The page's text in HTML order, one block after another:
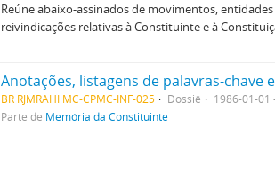
Reúne abaixo-assinados de movimentos,
reivindicações relativas à Constituinte e à
BR RJMRAHI MC-CPMC-INF-025 Dossiê
1986-01-01
Parte de Memória da Constituinte